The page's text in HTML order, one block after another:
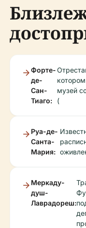
Форте-
де-
Сан-
Тиаго:
музей
(
Руа-де-
Санта-
Мария:
Меркаду-
душ-
Лаврадореш: